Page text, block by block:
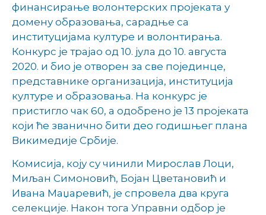
финансирање волонтерских пројеката у
домену образовања, сарадње са
институцијама културе и волонтирања.
Конкурс је трајао од 10. јула до 10. августа
2020. и био је отворен за све појединце,
представнике организација, институција
културе и образовања. На конкурс је
пристигло чак 60, а одобрено је 13 пројеката
који ће званично бити део годишњег плана
Викимедије Србије.
Комисија, коју су чинили Мирослав Лоци,
Миљан Симоновић, Бојан Цветановић и
Ивана Маџаревић, је спровела два круга
селекције. Након тога Управни одбор је